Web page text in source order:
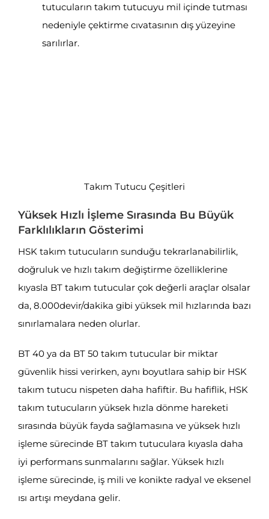
tutucuların takım tutucuyu mil içinde tutması
nedeniyle çektirme cıvatasının dış yüzeyine
sarılırlar.
Takım Tutucu Çeşitleri
Yüksek Hızlı İşleme Sırasında Bu Büyük
Farklılıkların Gösterimi
HSK takım tutucuların sunduğu tekrarlanabilirlik,
doğruluk ve hızlı takım değiştirme özelliklerine
kıyasla BT takım tutucular çok değerli araçlar olsalar
da, 8.000devir/dakika gibi yüksek mil hızlarında bazı
sınırlamalara neden olurlar.
BT 40 ya da BT 50 takım tutucular bir miktar
güvenlik hissi verirken, aynı boyutlara sahip bir HSK
takım tutucu nispeten daha hafiftir. Bu hafiflik, HSK
takım tutucuların yüksek hızla dönme hareketi
sırasında büyük fayda sağlamasına ve yüksek hızlı
işleme sürecinde BT takım tutuculara kıyasla daha
iyi performans sunmalarını sağlar. Yüksek hızlı
işleme sürecinde, iş mili ve konikte radyal ve eksenel
ısı artışı meydana gelir.